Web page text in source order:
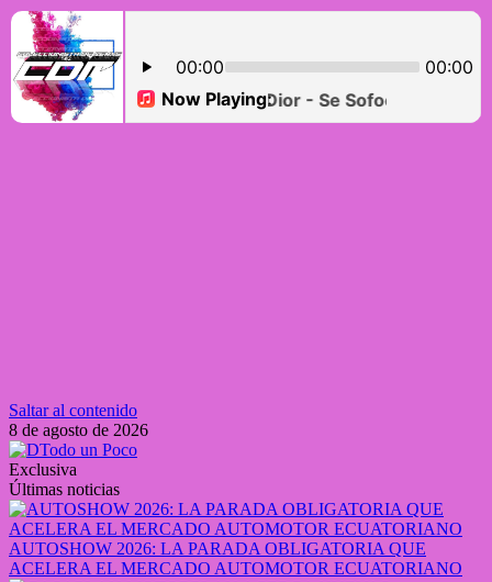
Saltar al contenido
8 de agosto de 2026
Exclusiva
Últimas noticias
AUTOSHOW 2026: LA PARADA OBLIGATORIA QUE
ACELERA EL MERCADO AUTOMOTOR ECUATORIANO